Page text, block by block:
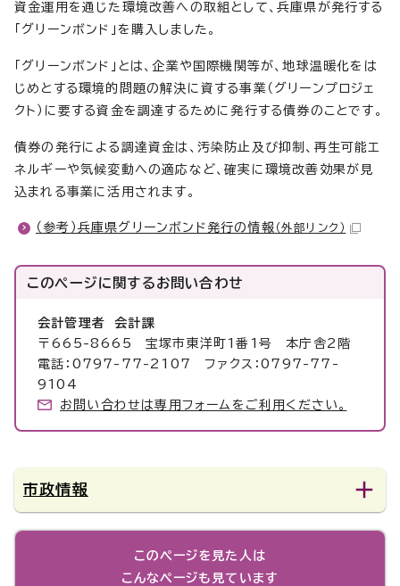
資金運用を通じた環境改善への取組として、兵庫県が発行する
「グリーンボンド」を購入しました。
「グリーンボンド」とは、企業や国際機関等が、地球温暖化をは
じめとする環境的問題の解決に資する事業（グリーンプロジェ
クト）に要する資金を調達するために発行する債券のことです。
債券の発行による調達資金は、汚染防止及び抑制、再生可能エ
ネルギーや気候変動への適応など、確実に環境改善効果が見
込まれる事業に活用されます。
（参考）兵庫県グリーンボンド発行の情報 （外部リンク）
このページに関するお問い合わせ
会計管理者 会計課
〒665-8665 宝塚市東洋町1番1号 本庁舎2階
電話：0797-77-2107 ファクス：0797-77-
9104
お問い合わせは専用フォームをご利用ください。
市政情報
このページを見た人は
こんなページも見ています